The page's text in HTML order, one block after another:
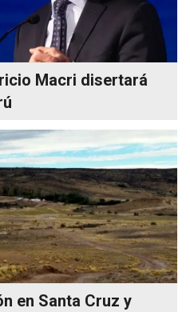
Macri disertará
en Santa Cruz y